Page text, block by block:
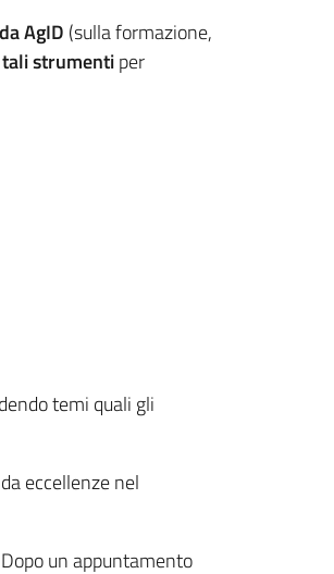
AgID (sulla formazione,
strumentiper
temi quali gli
eccellenze nel
un appuntamento